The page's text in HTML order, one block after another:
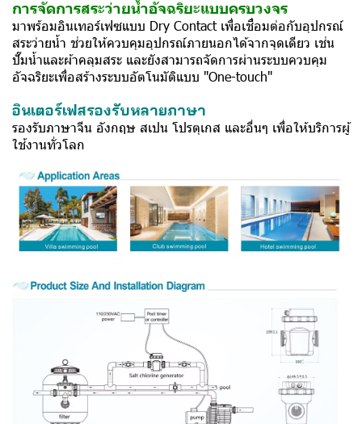
การจัดการสระว่ายน้ำอัจฉริยะแบบครบวงจร
มาพร้อมอินเทอร์เฟซแบบ Dry Contact เพื่อเชื่อมต่อกับอุปกรณ์
สระว่ายน้ำ ช่วยให้ควบคุมอุปกรณ์ภายนอกได้จากจุดเดียว เช่น
ปั๊มน้ำและผ้าคลุมสระ และยังสามารถจัดการผ่านระบบควบคุม
อัจฉริยะเพื่อสร้างระบบอัตโนมัติแบบ "One-touch"
อินเตอร์เฟสรองรับหลายภาษา
รองรับภาษาจีน อังกฤษ สเปน โปรตุเกส และอื่นๆ เพื่อให้บริการผู้
ใช้งานทั่วโลก